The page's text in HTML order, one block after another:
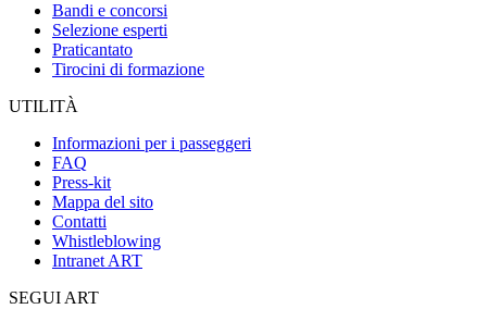
Bandi e concorsi
Selezione esperti
Praticantato
Tirocini di formazione
UTILITÀ
Informazioni per i passeggeri
FAQ
Press-kit
Mappa del sito
Contatti
Whistleblowing
Intranet ART
SEGUI ART